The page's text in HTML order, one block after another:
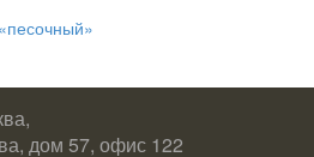
дом 57, офис 122